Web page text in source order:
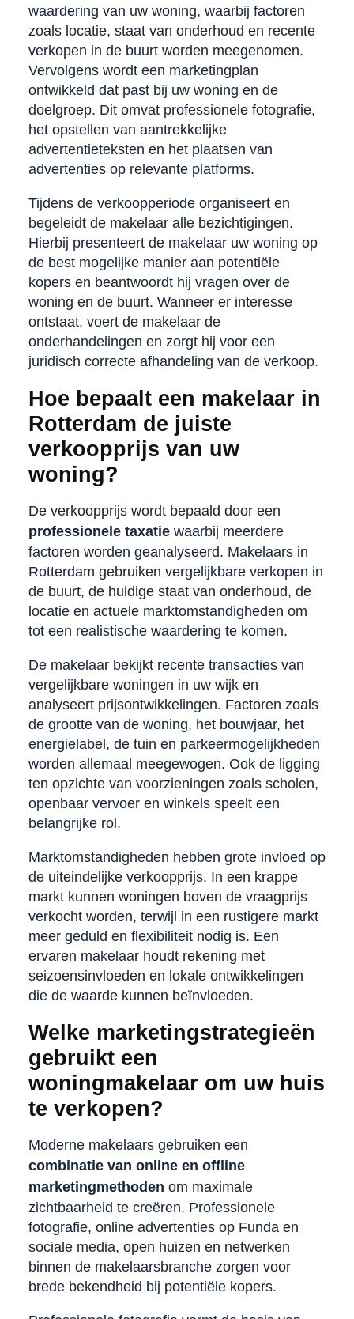
waardering van uw woning, waarbij factoren
zoals locatie, staat van onderhoud en recente
verkopen in de buurt worden meegenomen.
Vervolgens wordt een marketingplan
ontwikkeld dat past bij uw woning en de
doelgroep. Dit omvat professionele fotografie,
het opstellen van aantrekkelijke
advertentieteksten en het plaatsen van
advertenties op relevante platforms.
Tijdens de verkoopperiode organiseert en
begeleidt de makelaar alle bezichtigingen.
Hierbij presenteert de makelaar uw woning op
de best mogelijke manier aan potentiële
kopers en beantwoordt hij vragen over de
woning en de buurt. Wanneer er interesse
ontstaat, voert de makelaar de
onderhandelingen en zorgt hij voor een
juridisch correcte afhandeling van de verkoop.
Hoe bepaalt een makelaar in
Rotterdam de juiste
verkoopprijs van uw
woning?
De verkoopprijs wordt bepaald door een
professionele taxatiewaarbij meerdere
factoren worden geanalyseerd. Makelaars in
Rotterdam gebruiken vergelijkbare verkopen in
de buurt, de huidige staat van onderhoud, de
locatie en actuele marktomstandigheden om
tot een realistische waardering te komen.
De makelaar bekijkt recente transacties van
vergelijkbare woningen in uw wijk en
analyseert prijsontwikkelingen. Factoren zoals
de grootte van de woning, het bouwjaar, het
energielabel, de tuin en parkeermogelijkheden
worden allemaal meegewogen. Ook de ligging
ten opzichte van voorzieningen zoals scholen,
openbaar vervoer en winkels speelt een
belangrijke rol.
Marktomstandigheden hebben grote invloed op
de uiteindelijke verkoopprijs. In een krappe
markt kunnen woningen boven de vraagprijs
verkocht worden, terwijl in een rustigere markt
meer geduld en flexibiliteit nodig is. Een
ervaren makelaar houdt rekening met
seizoensinvloeden en lokale ontwikkelingen
die de waarde kunnen beïnvloeden.
Welke marketingstrategieën
gebruikt een
woningmakelaar om uw huis
te verkopen?
Moderne makelaars gebruiken een
combinatie van online en offline
marketingmethoden om maximale
zichtbaarheid te creëren. Professionele
fotografie, online advertenties op Funda en
sociale media, open huizen en netwerken
binnen de makelaarsbranche zorgen voor
brede bekendheid bij potentiële kopers.